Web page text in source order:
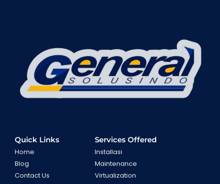
Quick Links
Home
Blog
Contact Us
Services Offered
Installasi
Maintenance
Virtualization